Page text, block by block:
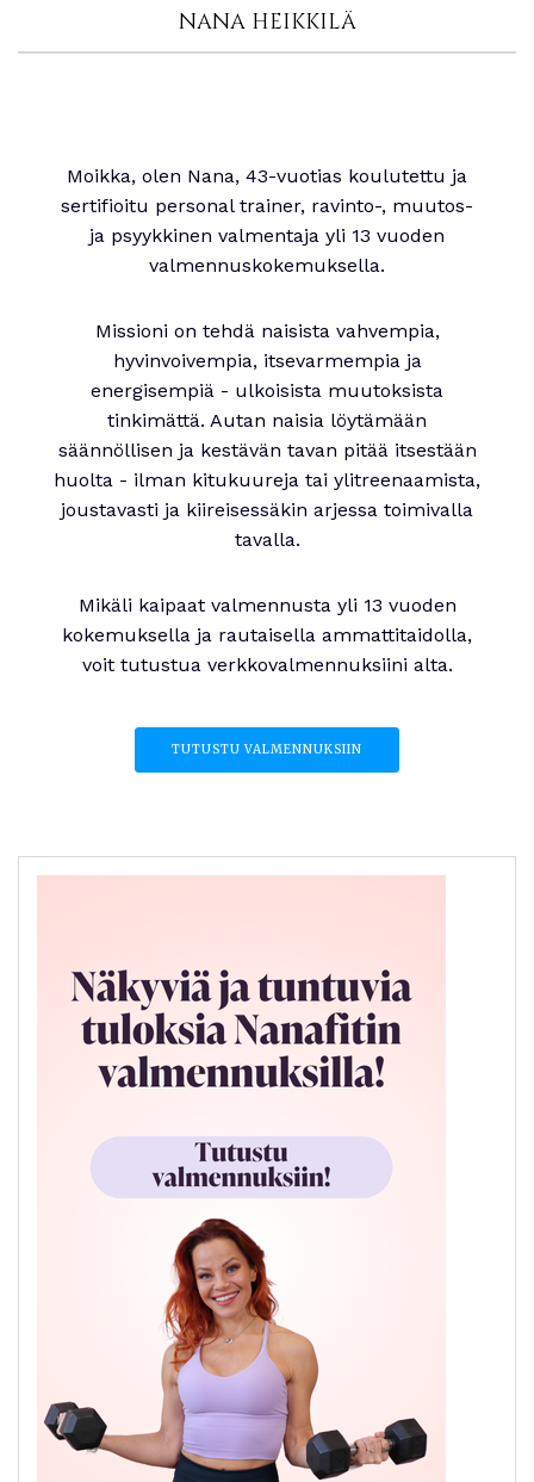
NANA HEIKKILÄ
Moikka, olen Nana, 43-vuotias koulutettu ja
sertifioitu personal trainer, ravinto-, muutos-
ja psyykkinen valmentaja yli 13 vuoden
valmennuskokemuksella.
Missioni on tehdä naisista vahvempia,
hyvinvoivempia, itsevarmempia ja
energisempiä - ulkoisista muutoksista
tinkimättä. Autan naisia löytämään
säännöllisen ja kestävän tavan pitää itsestään
huolta - ilman kitukuureja tai ylitreenaamista,
joustavasti ja kiireisessäkin arjessa toimivalla
tavalla.
Mikäli kaipaat valmennusta yli 13 vuoden
kokemuksella ja rautaisella ammattitaidolla,
voit tutustua verkkovalmennuksiini alta.
TUTUSTU VALMENNUKSIIN